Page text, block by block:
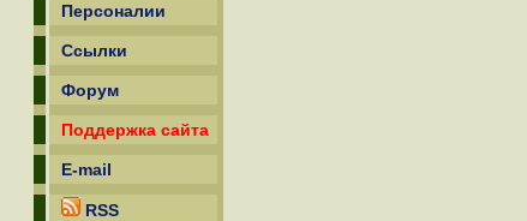
Персоналии
Ссылки
Форум
Поддержка сайта
E-mail
RSS